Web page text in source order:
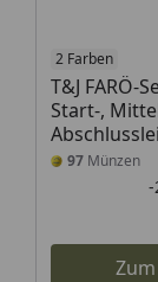
2 Farben
T&J FARÖ-
Start-,
97 Münzen
-